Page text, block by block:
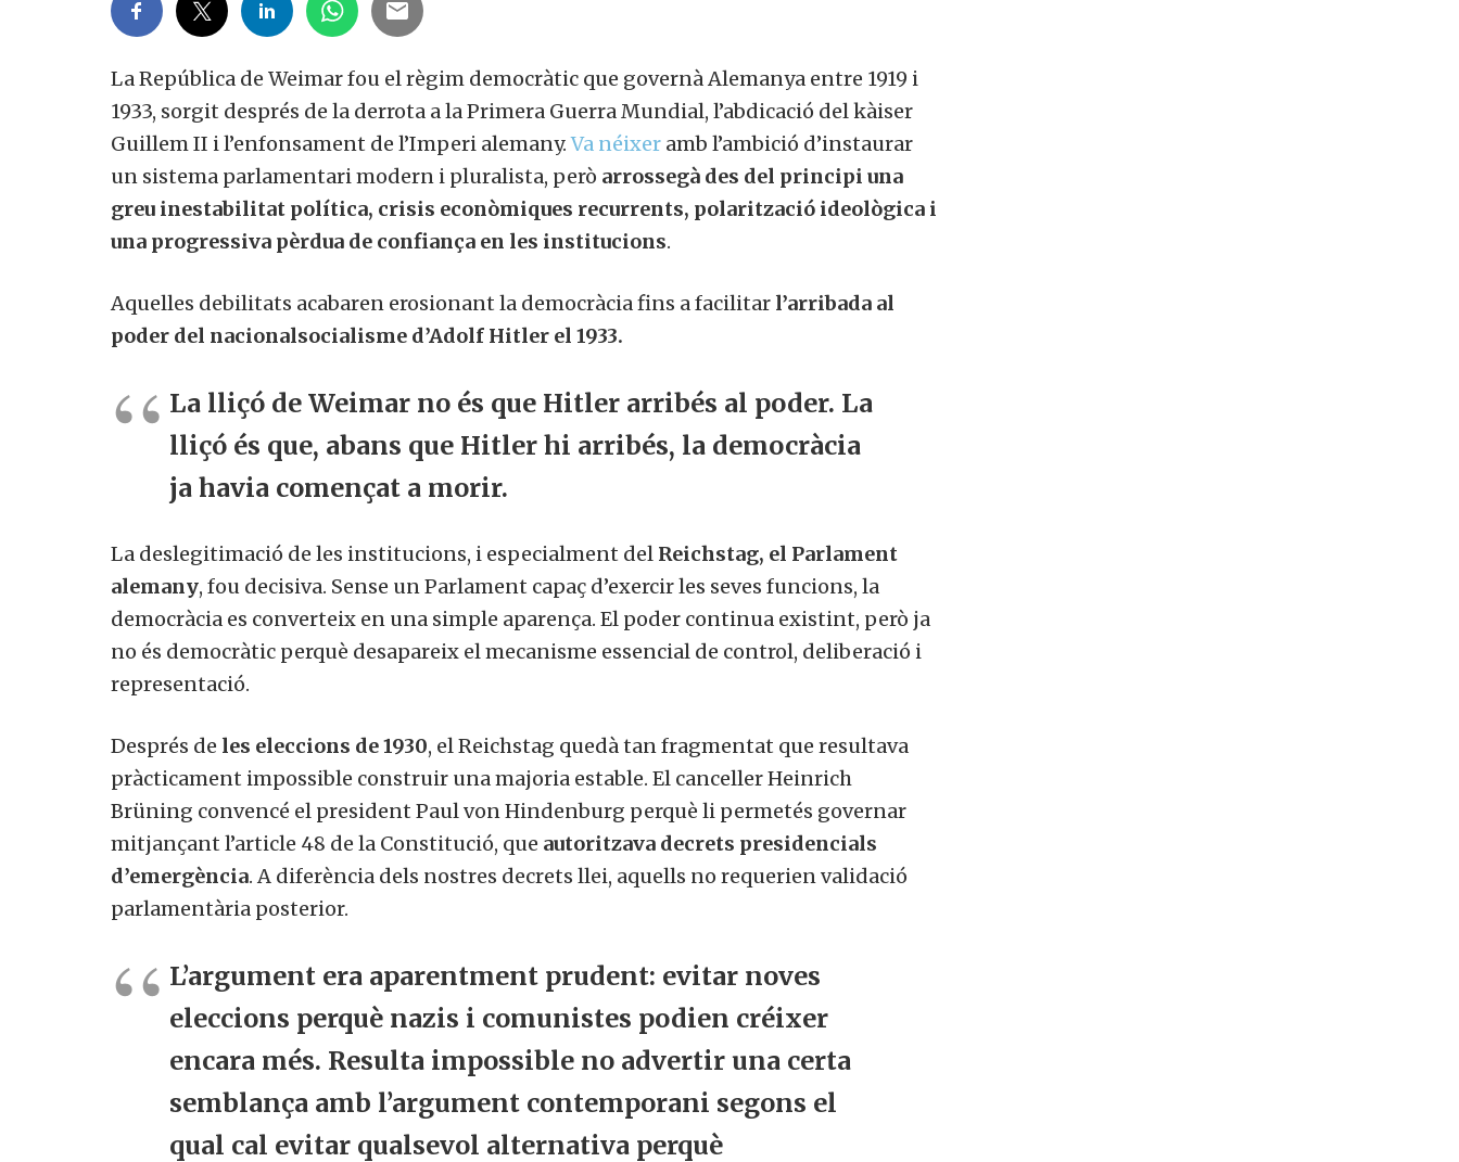
La República de Weimar fou el règim democràtic que governà Alemanya entre 1919 i
1933, sorgit després de la derrota a la Primera Guerra Mundial, l’abdicació del kàiser
Guillem II i l’enfonsament de l’Imperi alemany.Va néixer amb l’ambició d’instaurar
un sistema parlamentari modern i pluralista, però arrossegà des del principi una
greu inestabilitat política, crisis econòmiques recurrents, polarització ideològica i
una progressiva pèrdua de confiança en les institucions.
Aquelles debilitats acabaren erosionant la democràcia fins a facilitar l’arribada al
poder del nacionalsocialisme d’Adolf Hitler el 1933.
La lliçó de Weimar no és que Hitler arribés al poder. La
lliçó és que, abans que Hitler hi arribés, la democràcia
ja havia començat a morir.
La deslegitimació de les institucions, i especialment del Reichstag, el Parlament
alemany, fou decisiva. Sense un Parlament capaç d’exercir les seves funcions, la
democràcia es converteix en una simple aparença. El poder continua existint, però ja
no és democràtic perquè desapareix el mecanisme essencial de control, deliberació i
representació.
Després de les eleccions de 1930, el Reichstag quedà tan fragmentat que resultava
pràcticament impossible construir una majoria estable. El canceller Heinrich
Brüning convencé el president Paul von Hindenburg perquè li permetés governar
mitjançant l’article 48 de la Constitució, que autoritzava decrets presidencials
d’emergència. A diferència dels nostres decrets llei, aquells no requerien validació
parlamentària posterior.
L’argument era aparentment prudent: evitar noves
eleccions perquè nazis i comunistes podien créixer
encara més. Resulta impossible no advertir una certa
semblança amb l’argument contemporani segons el
qual cal evitar qualsevol alternativa perquè